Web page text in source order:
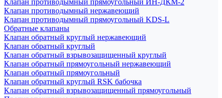
Клапан противодымный прямоугольный ИН-ДКМ-2
Клапан противодымный нержавеющий
Клапан противодымный прямоугольный KDS-L
Обратные клапаны
Клапан обратный круглый нержавеющий
Клапан обратный круглый
Клапан обратный взрывозащищенный круглый
Клапан обратный прямоугольный нержавеющий
Клапан обратный прямоугольный
Клапан обратный круглый RSK бабочка
Клапан обратный взрывозащищенный прямоугольный